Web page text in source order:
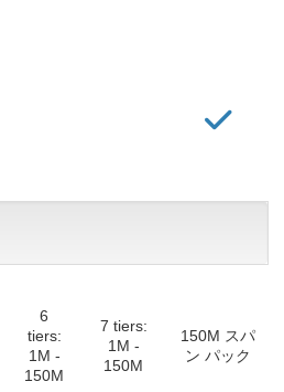
6
tiers:
1M -
150M
7 tiers:
1M -
150M
150M スパ
ン パック